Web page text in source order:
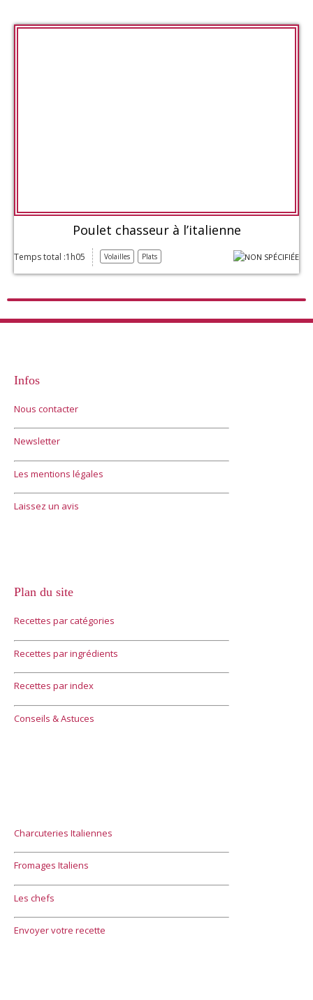
Poulet chasseur à l’italienne
Temps total :1h05 Volailles Plats
Infos
Nous contacter
Newsletter
Les mentions légales
Laissez un avis
Plan du site
Recettes par catégories
Recettes par ingrédients
Recettes par index
Conseils & Astuces
Charcuteries Italiennes
Fromages Italiens
Les chefs
Envoyer votre recette